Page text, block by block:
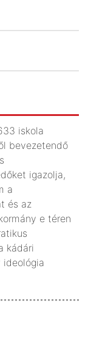
iskola
bevezetendő
igazolja,
a
és az
e téren
kádári
ideológia